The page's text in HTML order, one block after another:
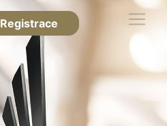
Registrace